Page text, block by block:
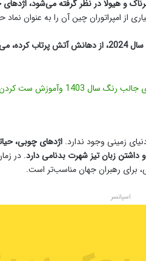
و هیولا در نظر گرفته می‌شود،
از امپراتوران چین آن را به عنوان نماد
حیوان سال 2024، از دهانش آتش پرتاب
زمینی وجود ندارد. اژدهای چوبی،
داشتن زبان تیز شهرت بدنامی دارد. در
برای رهبران جهان مناسب‌تر است.
اسپانسر